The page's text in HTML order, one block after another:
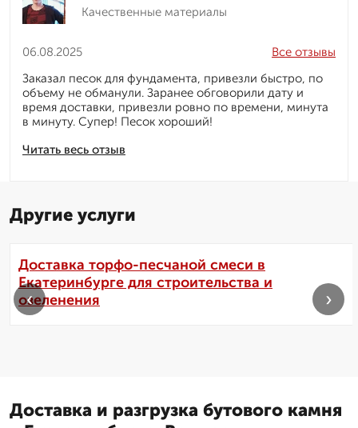
Качественные материалы
06.08.2025
Читать весь отзыв
Все отзывы
Заказал песок для фундамента, привезли быстро, по
объему не обманули. Заранее обговорили дату и
время доставки, привезли ровно по времени, минута
в минуту. Супер! Песок хороший!
Другие услуги
Доставка торфо-песчаной смеси в
Екатеринбурге для строительства и
озеленения
‹ ›
Доставка и разгрузка бутового камня